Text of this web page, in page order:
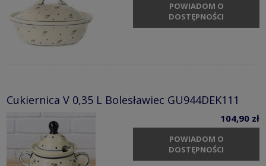
POWIADOM O
DOSTĘPNOŚCI
Cukiernica V 0,35 L Bolesławiec GU944DEK111
104,90 zł
POWIADOM O
DOSTĘPNOŚCI